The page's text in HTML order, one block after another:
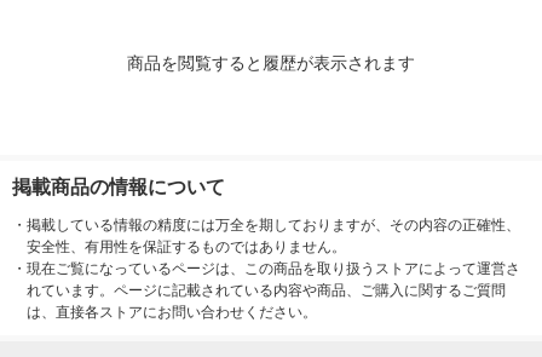
商品を閲覧すると履歴が表示されます
掲載商品の情報について
・ 掲載している情報の精度には万全を期しておりますが、その内容の正確性、
安全性、有用性を保証するものではありません。
・ 現在ご覧になっているページは、この商品を取り扱うストアによって運営さ
れています。ページに記載されている内容や商品、ご購入に関するご質問
は、直接各ストアにお問い合わせください。